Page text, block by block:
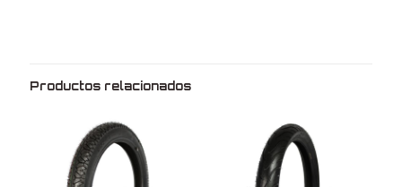
Rin
Modelo
Con cámara
Productos relacionados